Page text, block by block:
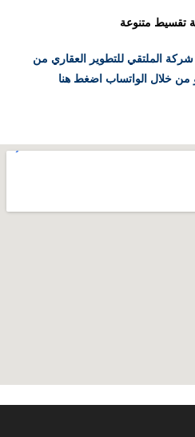
تقسيط متنوعة
الملتقي للتطوير العقاري من
اضغط هنا